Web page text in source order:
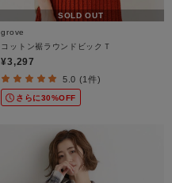
SOLD OUT
grove
コットン裾ラウンドビックＴ
¥3,297
5.0 (1件)
さらに30%OFF